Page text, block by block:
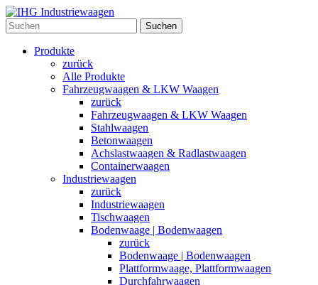
Suchen
Produkte
zurück
Alle Produkte
Fahrzeugwaagen & LKW Waagen
zurück
Fahrzeugwaagen & LKW Waagen
Stahlwaagen
Betonwaagen
Achslastwaagen & Radlastwaagen
Containerwaagen
Industriewaagen
zurück
Industriewaagen
Tischwaagen
Bodenwaage | Bodenwaagen
zurück
Bodenwaage | Bodenwaagen
Plattformwaage, Plattformwaagen
Durchfahrwaagen